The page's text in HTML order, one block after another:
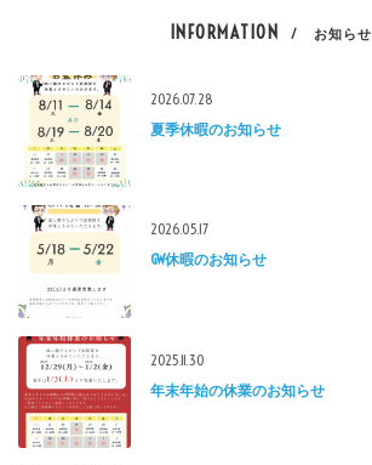
INFORMATION / お知らせ
2026.07.28
夏季休暇のお知らせ
2026.05.17
GW休暇のお知らせ
2025.11.30
年末年始の休業のお知らせ